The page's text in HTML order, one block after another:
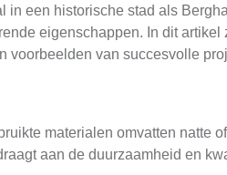
een historische stad als
eigenschappen. In dit
voorbeelden van succesvolle
materialen omvatten natte
aan de duurzaamheid en